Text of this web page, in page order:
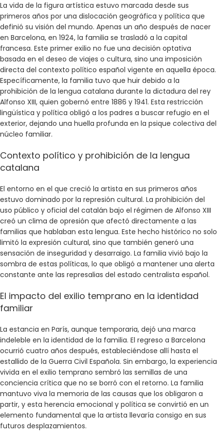
La vida de la figura artística estuvo marcada desde sus
primeros años por una dislocación geográfica y política que
definió su visión del mundo. Apenas un año después de nacer
en Barcelona, en 1924, la familia se trasladó a la capital
francesa. Este primer exilio no fue una decisión optativa
basada en el deseo de viajes o cultura, sino una imposición
directa del contexto político español vigente en aquella época.
Específicamente, la familia tuvo que huir debido a la
prohibición de la lengua catalana durante la dictadura del rey
Alfonso XIII, quien gobernó entre 1886 y 1941. Esta restricción
lingüística y política obligó a los padres a buscar refugio en el
exterior, dejando una huella profunda en la psique colectiva del
núcleo familiar.
Contexto político y prohibición de la lengua
catalana
El entorno en el que creció la artista en sus primeros años
estuvo dominado por la represión cultural. La prohibición del
uso público y oficial del catalán bajo el régimen de Alfonso XIII
creó un clima de opresión que afectó directamente a las
familias que hablaban esta lengua. Este hecho histórico no solo
limitó la expresión cultural, sino que también generó una
sensación de inseguridad y desarraigo. La familia vivió bajo la
sombra de estas políticas, lo que obligó a mantener una alerta
constante ante las represalias del estado centralista español.
El impacto del exilio temprano en la identidad
familiar
La estancia en París, aunque temporaria, dejó una marca
indeleble en la identidad de la familia. El regreso a Barcelona
ocurrió cuatro años después, estableciéndose allí hasta el
estallido de la Guerra Civil Española. Sin embargo, la experiencia
vivida en el exilio temprano sembró las semillas de una
conciencia crítica que no se borró con el retorno. La familia
mantuvo viva la memoria de las causas que los obligaron a
partir, y esta herencia emocional y política se convirtió en un
elemento fundamental que la artista llevaría consigo en sus
futuros desplazamientos.